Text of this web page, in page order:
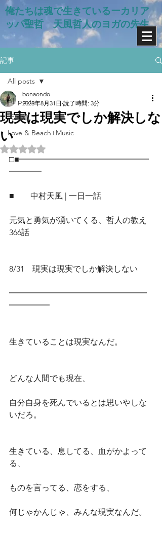
俺たちは魂で生きているー​カリア
ッパ聖哲 天風哲人のヨガの先生
記事
All posts
天風道
Love & Beach+Music
All posts
現実は現実でしか解決しな
い
bonaondo
2025年8月31日 読了時間: 3分
5つ星のうちNaNと評価されています。
□■━━━━━━━━━━━━━━━━
━━━━
■　　中村天風 | 一日一話
元気と勇気が湧いてくる、哲人の教え
366話
8/31　現実は現実でしか解決しない
━━━━━━━━━━━━━━━━━
━━━━━
生きていることは現実なんだ。
どんな人間でも現在、
自分自身を死んでいるとは思いやしな
いだろ。
生きている、息してる、血がかよって
る、
ものを言ってる、恋をする、
何じゃかんじゃ、みんな現実なんだ。